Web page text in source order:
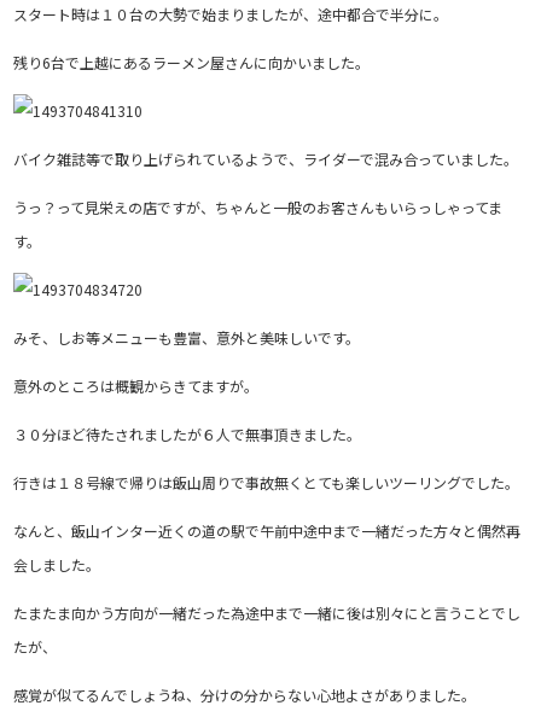
スタート時は１０台の大勢で始まりましたが、途中都合で半分に。
残り6台で上越にあるラーメン屋さんに向かいました。
バイク雑誌等で取り上げられているようで、ライダーで混み合っていました。
うっ？って見栄えの店ですが、ちゃんと一般のお客さんもいらっしゃってま
す。
みそ、しお等メニューも豊富、意外と美味しいです。
意外のところは概観からきてますが。
３０分ほど待たされましたが６人で無事頂きました。
行きは１８号線で帰りは飯山周りで事故無くとても楽しいツーリングでした。
なんと、飯山インター近くの道の駅で午前中途中まで一緒だった方々と偶然再
会しました。
たまたま向かう方向が一緒だった為途中まで一緒に後は別々にと言うことでし
たが、
感覚が似てるんでしょうね、分けの分からない心地よさがありました。